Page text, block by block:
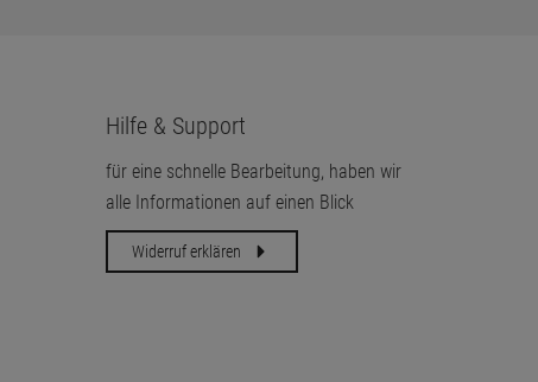
Hilfe & Support
für eine schnelle Bearbeitung, haben wir
alle Informationen auf einen Blick
Widerruf erklären